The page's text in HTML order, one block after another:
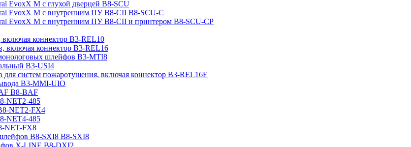
EvoxX M с глухой дверцей B8-SCU
EvoxX M с внутренним ПУ B8-CII B8-SCU-C
EvoxX M с внутренним ПУ B8-CII и принтером B8-SCU-CP
коннектор B3-REL10
включая коннектор B3-REL16
шлейфов B3-MTI8
B3-USI4
систем пожаротушения, включая коннектор B3-REL16E
B3-MMI-UIO
B8-BAF
NET2-485
NET2-FX4
NET4-485
NET-FX8
B8-SXI8 B8-SXI8
X-LINE B8-DXI2